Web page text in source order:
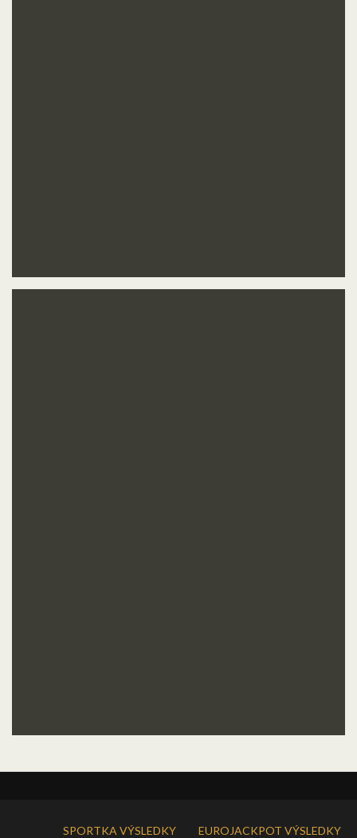
SPORTKA VÝSLEDKY
EUROJACKPOT VÝSLEDKY